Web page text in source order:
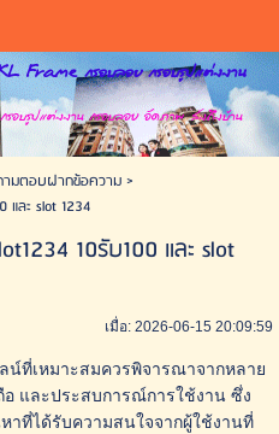
Frame กรอบลอย กรอบรูปแต่งงาน
อบรูปแต่งงาน กรอบลอย อัดภาพ ส่งถึงบ้าน
ามตอบฝากข้อความ>
และ slot 1234
10รับ100 และ slot
เมื่อ: 2026-06-15 20:09:59
น์ที่เหมาะสมควรพิจารณาจากหลาย
และประสบการณ์การใช้งาน ซึ่ง
าที่ได้รับความสนใจจากผู้ใช้งานที่